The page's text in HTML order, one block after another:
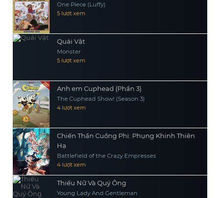
One Piece (Luffy)
5 lượt xem
Quái Vật
Monster
5 lượt xem
Anh em Cuphead (Phần 3)
The Cuphead Show! (Season 3)
4 lượt xem
Chiến Thần Cuồng Phi: Phụng Khinh Thiên
Hạ
Battlefield of the Crazy Empresses
4 lượt xem
Thiếu Nữ Và Quý Ông
Young Lady And Gentleman